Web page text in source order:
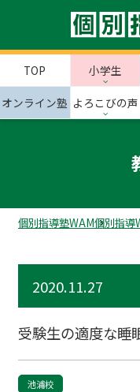
TOP 小学生
オンライン塾 よろこびの声
個別指導塾WAM個別指導
2020.11.27
受験生の適度な睡
池浦校